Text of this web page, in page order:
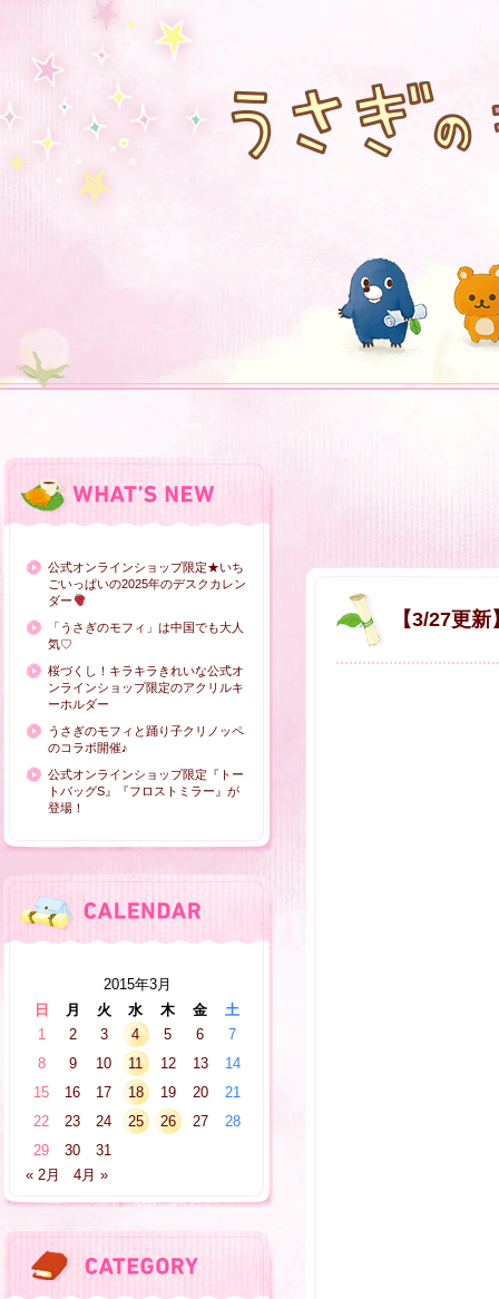
公式オンラインショップ限定★いち
ごいっぱいの2025年のデスクカレン
ダー
「うさぎのモフィ」は中国でも大人
気♡
桜づくし！キラキラきれいな公式オ
ンラインショップ限定のアクリルキ
ーホルダー
うさぎのモフィと踊り子クリノッペ
のコラボ開催♪
公式オンラインショップ限定『トー
トバッグS』『フロストミラー』が
登場！
2015年3月
日
月 火 水 木 金
土
1
2 3 4 5 6
7
8
9 10 11 12 13
14
15
16 17 18 19 20
21
22
23 24 25 26 27
28
29
30
31
« 2月
4月 »
【3/27更